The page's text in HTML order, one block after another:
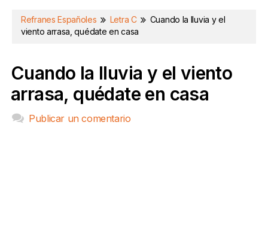
Refranes Españoles Letra C
Cuando la lluvia y el
viento arrasa, quédate en casa
Cuando la lluvia y el viento
arrasa, quédate en casa
Publicar un comentario